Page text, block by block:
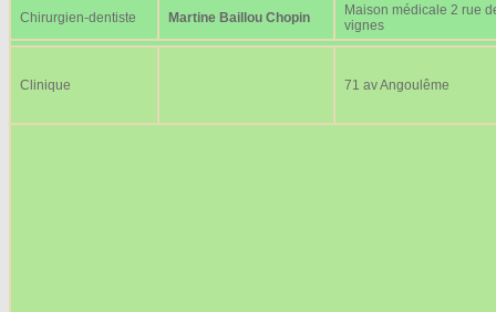
Chirurgien-dentiste Martine Baillou Chopin
Maison médicale 2 rue
vignes
Clinique 71 av Angoulême